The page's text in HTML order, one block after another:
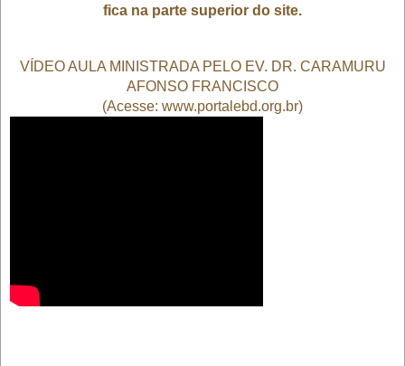
fica na parte superior do site.
VÍDEO AULA MINISTRADA PELO EV. DR. CARAMURU
AFONSO FRANCISCO
(Acesse: www.portalebd.org.br)